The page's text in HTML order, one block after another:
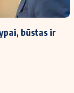
skaičiuoklė
būstas ir